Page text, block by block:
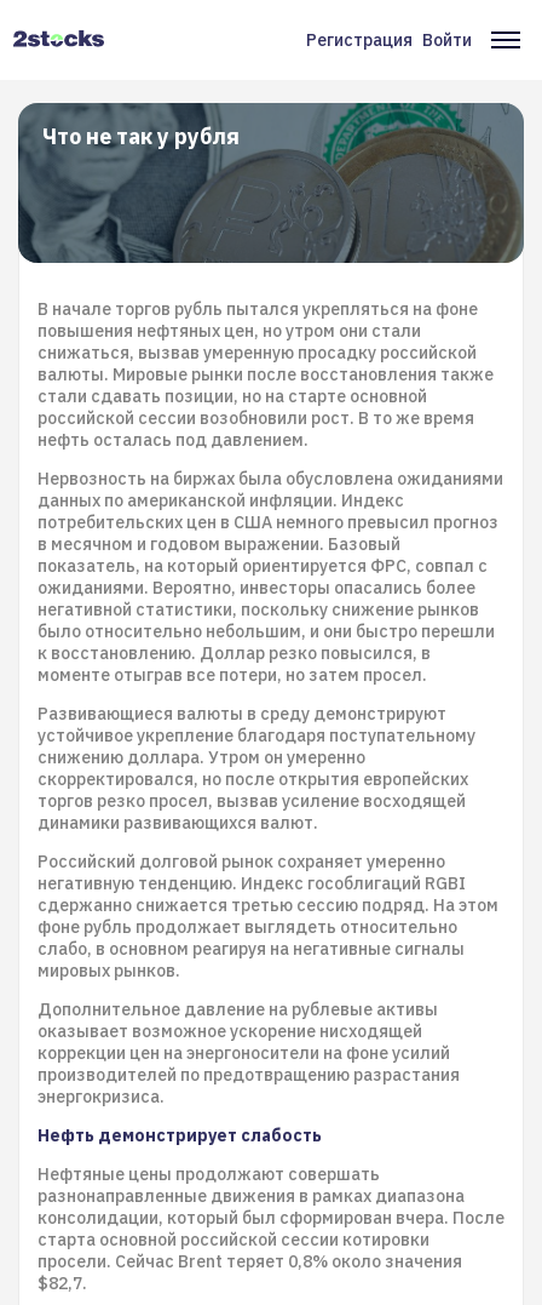
Меню
учётной
записи
пользователя
Регистрация Войти
Что не так у рубля
В начале торгов рубль пытался укрепляться на фоне
повышения нефтяных цен, но утром они стали
снижаться, вызвав умеренную просадку российской
валюты. Мировые рынки после восстановления также
стали сдавать позиции, но на старте основной
российской сессии возобновили рост. В то же время
нефть осталась под давлением.
Нервозность на биржах была обусловлена ожиданиями
данных по американской инфляции. Индекс
потребительских цен в США немного превысил прогноз
в месячном и годовом выражении. Базовый
показатель, на который ориентируется ФРС, совпал с
ожиданиями. Вероятно, инвесторы опасались более
негативной статистики, поскольку снижение рынков
было относительно небольшим, и они быстро перешли
к восстановлению. Доллар резко повысился, в
моменте отыграв все потери, но затем просел.
Развивающиеся валюты в среду демонстрируют
устойчивое укрепление благодаря поступательному
снижению доллара. Утром он умеренно
скорректировался, но после открытия европейских
торгов резко просел, вызвав усиление восходящей
динамики развивающихся валют.
Российский долговой рынок сохраняет умеренно
негативную тенденцию. Индекс гособлигаций RGBI
сдержанно снижается третью сессию подряд. На этом
фоне рубль продолжает выглядеть относительно
слабо, в основном реагируя на негативные сигналы
мировых рынков.
Дополнительное давление на рублевые активы
оказывает возможное ускорение нисходящей
коррекции цен на энергоносители на фоне усилий
производителей по предотвращению разрастания
энергокризиса.
Нефть демонстрирует слабость
Нефтяные цены продолжают совершать
разнонаправленные движения в рамках диапазона
консолидации, который был сформирован вчера. После
старта основной российской сессии котировки
просели. Сейчас Brent теряет 0,8% около значения
$82,7.